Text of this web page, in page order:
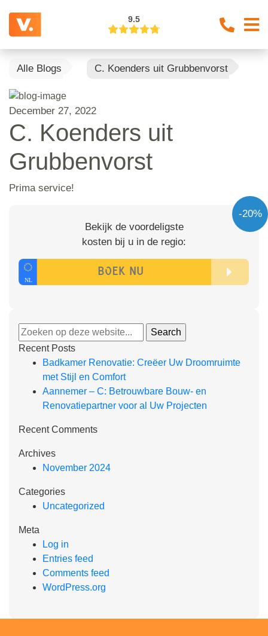
9.5
Alle Blogs C. Koenders uit Grubbenvorst
December 27, 2022
C. Koenders uit
Grubbenvorst
Prima service!
-20%
Bekijk de voordeligste
kosten bij u in de regio:
Recent Posts
Badkamer Renovatie: Creëer Uw Droomruimte
met Stijl en Comfort
Aannemer – C: Betrouwbare Bouw- en
Renovatiepartner voor al Uw Projecten
Recent Comments
Archives
November 2024
Categories
Uncategorized
Meta
Log in
Entries feed
Comments feed
WordPress.org